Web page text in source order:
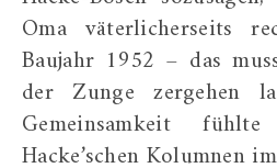
Oma väterlicherseits
Baujahr 1952 – das
der Zunge zergehen
Gemeinsamkeit
Hacke’schen Kolumnen